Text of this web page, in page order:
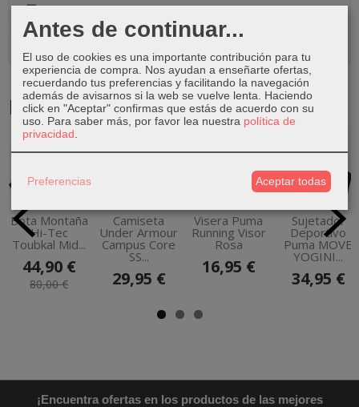
Costes de Envío
Comentarios
Productos Relacionados
-44 %
Bota Montaña
Hi-Tec
Toubkal Mid...
44,90 €
80,00 €
Camiseta
Under Armour
Campus Core
SS...
29,95 €
Visera Puma
Running Visor
Rosa
16,95 €
Sujetador
Deportivo
Puma MOVE
YOGINI...
34,95 €
¡Encuentra ofertas en los productos de las mejores
Antes de continuar...
El uso de cookies es una importante contribución para tu
experiencia de compra. Nos ayudan a enseñarte ofertas,
recuerdando tus preferencias y facilitando la navegación
además de avisarnos si la web se vuelve lenta. Haciendo
click en "Aceptar" confirmas que estás de acuerdo con su
uso. Para saber más, por favor lea nuestra política de
privacidad
Preferencias Aceptar todas